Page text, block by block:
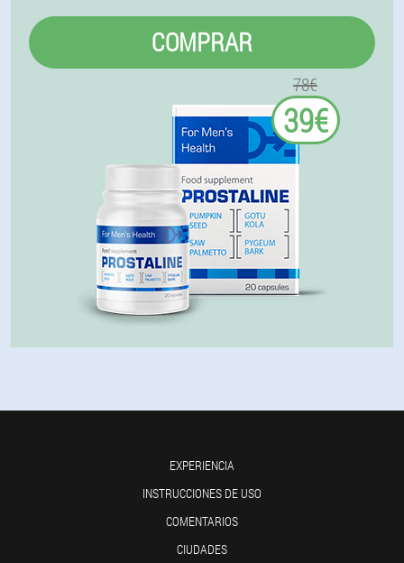
COMPRAR
78€
39€
EXPERIENCIA
INSTRUCCIONES DE USO
COMENTARIOS
CIUDADES